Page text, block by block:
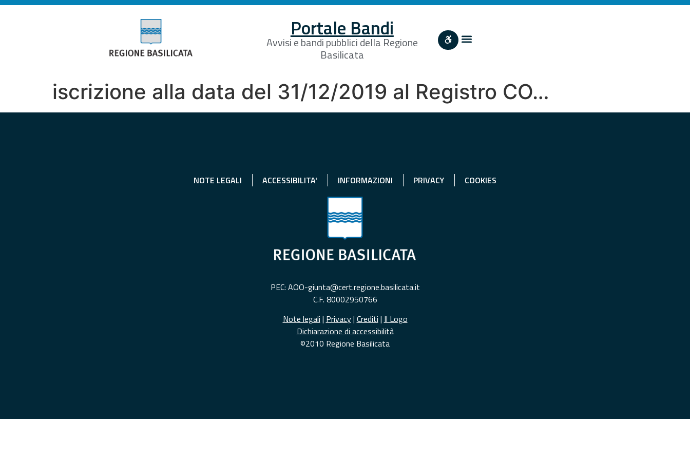
Portale Bandi
Avvisi e bandi pubblici della Regione
Basilicata
iscrizione alla data del 31/12/2019 al Registro CO…
NOTE LEGALI ACCESSIBILITA' INFORMAZIONI PRIVACY COOKIES
PEC: AOO-giunta@cert.regione.basilicata.it
C.F. 80002950766
Note legali | Privacy| Crediti | Il Logo
Dichiarazione di accessibilità
©2010 Regione Basilicata